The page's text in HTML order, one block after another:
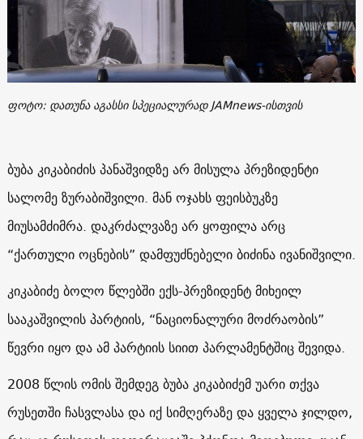
ფოტო: დათუნა აგასსი სპეციალურად JAMnews-ისთვის
ბუბა კიკაბიძის პანაშვიდზე არ მისულა პრეზიდენტი
სალომე ზურაბიშვილი. მან ოჯახს ფეისბუკზე
მიუსამძიმრა. დაკრძალვაზე არ ყოფილა არც
“ქართული ოცნების” დამფუძნებელი ბიძინა ივანიშვილი.
კიკაბიძე ბოლო წლებში ექს-პრეზიდენტ მიხეილ
სააკაშვილის პარტიის, “ნაციონალური მოძრაობის”
წევრი იყო და ამ პარტიის სიით პარლამენტშიც შევიდა.
2008 წლის ომის შემდეგ ბუბა კიკაბიძემ უარი თქვა
რუსეთში ჩასვლასა და იქ სიმღერაზე და ყველა ჯილდო,